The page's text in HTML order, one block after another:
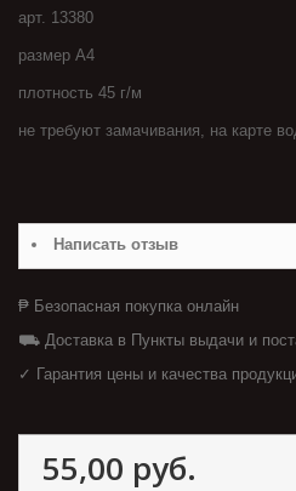
арт. 13380
размер А4
плотность 45 г/м
не требуют замачивания, на карте
Написать отзыв
₱ Безопасная покупка онлайн
⛟ Доставка в Пункты выдачи и
✓ Гарантия цены и качества
55,00 руб.